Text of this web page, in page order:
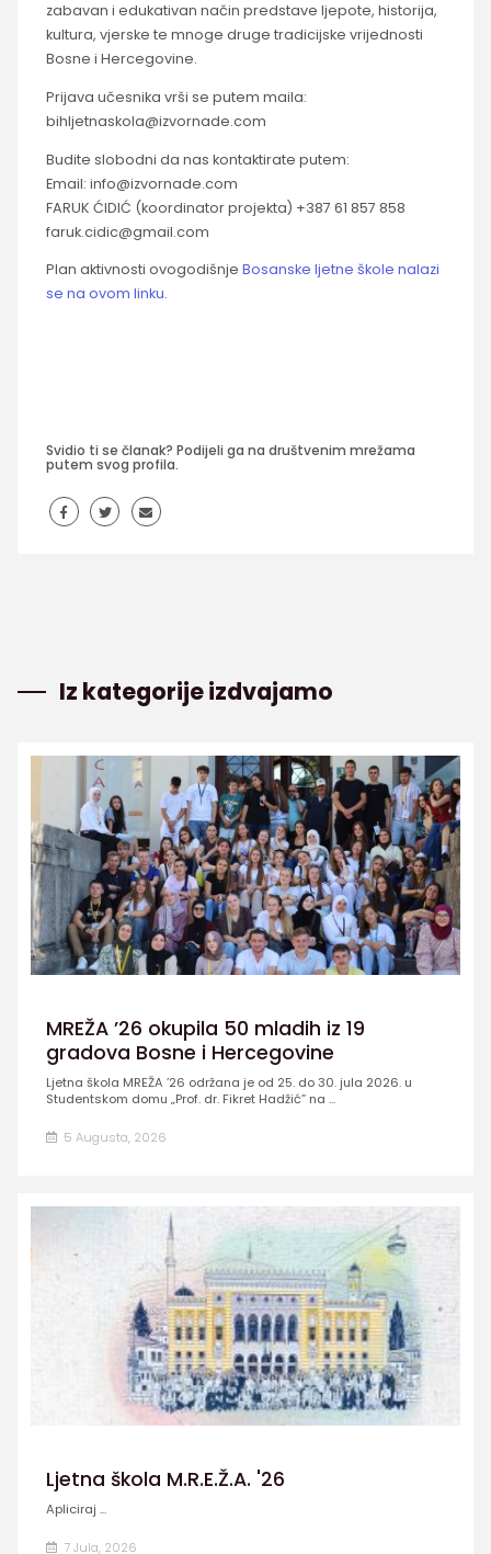
zabavan i edukativan način predstave ljepote, historija,
kultura, vjerske te mnoge druge tradicijske vrijednosti
Bosne i Hercegovine.
Prijava učesnika vrši se putem maila:
bihljetnaskola@izvornade.com
Budite slobodni da nas kontaktirate putem:
Email: info@izvornade.com
FARUK ĆIDIĆ (koordinator projekta) +387 61 857 858
faruk.cidic@gmail.com
Plan aktivnosti ovogodišnje Bosanske ljetne škole nalazi
se na ovom linku.
Svidio ti se članak? Podijeli ga na društvenim mrežama
putem svog profila.
Iz kategorije izdvajamo
MREŽA ’26 okupila 50 mladih iz 19
gradova Bosne i Hercegovine
Ljetna škola MREŽA ’26 održana je od 25. do 30. jula 2026. u
Studentskom domu „Prof. dr. Fikret Hadžić” na ...
5 Augusta, 2026
Ljetna škola M.R.E.Ž.A. '26
Apliciraj ...
7 Jula, 2026